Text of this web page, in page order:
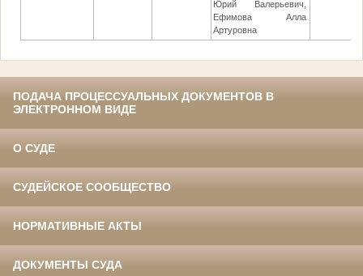
Юрий Валерьевич,
Ефимова Алла
Артуровна
ПОДАЧА ПРОЦЕССУАЛЬНЫХ ДОКУМЕНТОВ В
ЭЛЕКТРОННОМ ВИДЕ
О СУДЕ
СУДЕЙСКОЕ СООБЩЕСТВО
НОРМАТИВНЫЕ АКТЫ
ДОКУМЕНТЫ СУДА